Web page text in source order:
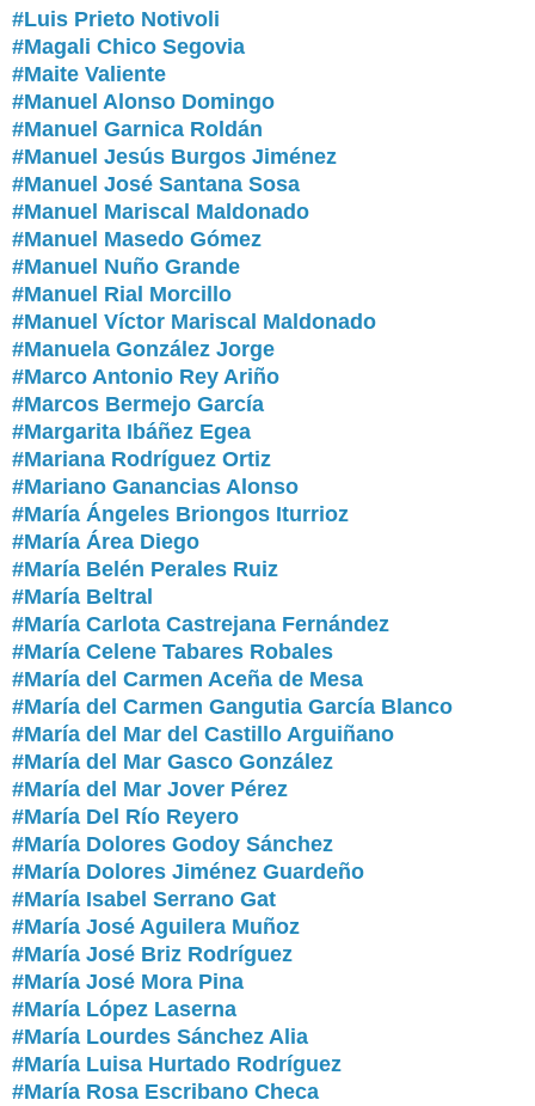
#Luis Prieto Notivoli
#Magali Chico Segovia
#Maite Valiente
#Manuel Alonso Domingo
#Manuel Garnica Roldán
#Manuel Jesús Burgos Jiménez
#Manuel José Santana Sosa
#Manuel Mariscal Maldonado
#Manuel Masedo Gómez
#Manuel Nuño Grande
#Manuel Rial Morcillo
#Manuel Víctor Mariscal Maldonado
#Manuela González Jorge
#Marco Antonio Rey Ariño
#Marcos Bermejo García
#Margarita Ibáñez Egea
#Mariana Rodríguez Ortiz
#Mariano Ganancias Alonso
#María Ángeles Briongos Iturrioz
#María Área Diego
#María Belén Perales Ruiz
#María Beltral
#María Carlota Castrejana Fernández
#María Celene Tabares Robales
#María del Carmen Aceña de Mesa
#María del Carmen Gangutia García Blanco
#María del Mar del Castillo Arguiñano
#María del Mar Gasco González
#María del Mar Jover Pérez
#María Del Río Reyero
#María Dolores Godoy Sánchez
#María Dolores Jiménez Guardeño
#María Isabel Serrano Gat
#María José Aguilera Muñoz
#María José Briz Rodríguez
#María José Mora Pina
#María López Laserna
#María Lourdes Sánchez Alia
#María Luisa Hurtado Rodríguez
#María Rosa Escribano Checa